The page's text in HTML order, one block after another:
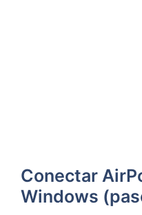
Conectar
Windows